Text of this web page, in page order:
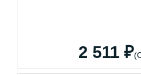
2 511 ₽